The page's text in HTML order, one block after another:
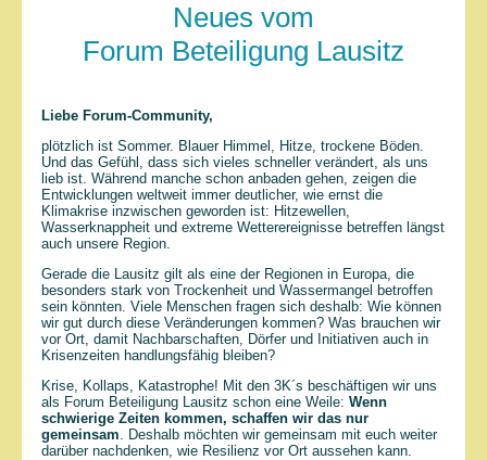
Neues vom
Forum Beteiligung Lausitz
Liebe Forum-Community,
plötzlich ist Sommer. Blauer Himmel, Hitze, trockene Böden.
Und das Gefühl, dass sich vieles schneller verändert, als uns
lieb ist. Während manche schon anbaden gehen, zeigen die
Entwicklungen weltweit immer deutlicher, wie ernst die
Klimakrise inzwischen geworden ist: Hitzewellen,
Wasserknappheit und extreme Wetterereignisse betreffen längst
auch unsere Region.
Gerade die Lausitz gilt als eine der Regionen in Europa, die
besonders stark von Trockenheit und Wassermangel betroffen
sein könnten. Viele Menschen fragen sich deshalb: Wie können
wir gut durch diese Veränderungen kommen? Was brauchen wir
vor Ort, damit Nachbarschaften, Dörfer und Initiativen auch in
Krisenzeiten handlungsfähig bleiben?
Krise, Kollaps, Katastrophe! Mit den 3K´s beschäftigen wir uns
als Forum Beteiligung Lausitz schon eine Weile: Wenn
schwierige Zeiten kommen, schaffen wir das nur
gemeinsam. Deshalb möchten wir gemeinsam mit euch weiter
darüber nachdenken, wie Resilienz vor Ort aussehen kann.